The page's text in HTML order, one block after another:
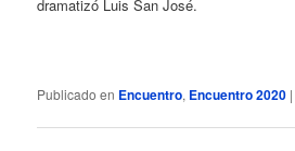
dramatizó Luis San José.
Publicado en Encuentro, Encuentro 2020 |